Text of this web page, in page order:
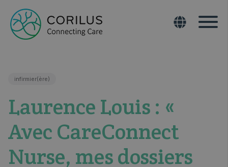
infirmier(ère)
Laurence Louis : «
Avec CareConnect
Nurse, mes dossiers